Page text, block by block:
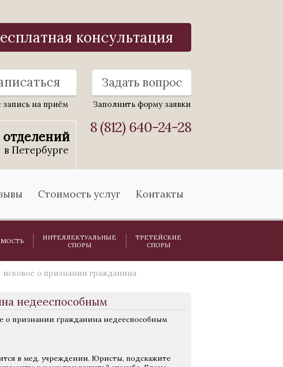
консультация
запись на приём
Задать вопрос
Заполнить форму заявки
отделений
в Петербурге
8 (812) 640-24-28
Стоимость услуг Контакты
ИНТЕЛЛЕКТУАЛЬНЫЕ
СПОРЫ
ТРЕТЕЙСКИЕ
СПОРЫ
исковое о признании гражданина
недееспособным
о признании гражданина недееспособным
в мед. учреждении. Юристы, подскажите